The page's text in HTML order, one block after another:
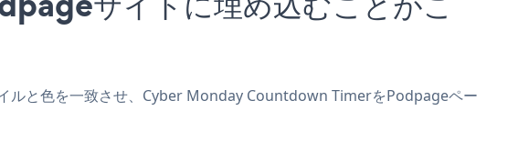
ルと色を一致させ、Cyber Monday Countdown TimerをPodpageペー